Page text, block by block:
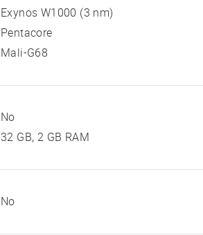
Exynos W1000 (3 nm)
Pentacore
Mali-G68
No
32 GB, 2 GB RAM
No